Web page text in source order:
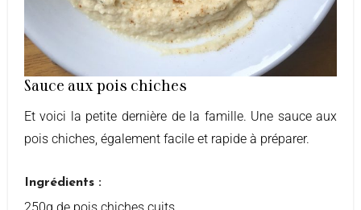
Sauce aux pois chiches
Et voici la petite dernière de la famille. Une sauce aux
pois chiches, également facile et rapide à préparer.
Ingrédients :